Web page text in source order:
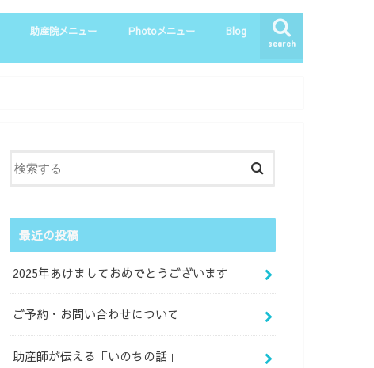
search
助産院メニュー
マタニティー整体
母乳相談
育児相談
産後・一般整体
Photoメニュー
お客さまの声
マタニティーPhoto
ニューボーンPhoto
親子Photo
Blog
最近の投稿
2025年あけましておめでとうございます
ご予約・お問い合わせについて
助産師が伝える「いのちの話」